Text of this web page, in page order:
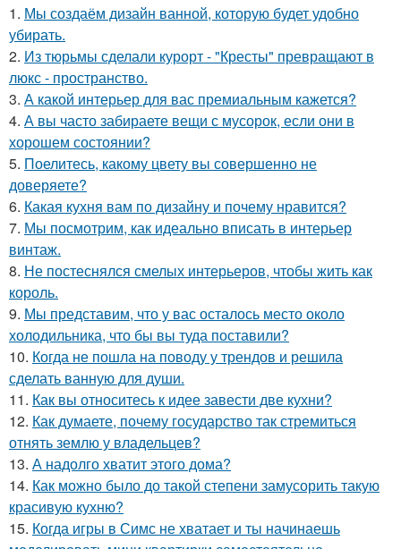
1. Мы создаём дизайн ванной, которую будет удобно
убирать.
2. Из тюрьмы сделали курорт - "Кресты" превращают в
люкс - пространство.
3. А какой интерьер для вас премиальным кажется?
4. А вы часто забираете вещи с мусорок, если они в
хорошем состоянии?
5. Поелитесь, какому цвету вы совершенно не
доверяете?
6. Какая кухня вам по дизайну и почему нравится?
7. Мы посмотрим, как идеально вписать в интерьер
винтаж.
8. Не постеснялся смелых интерьеров, чтобы жить как
король.
9. Мы представим, что у вас осталось место около
холодильника, что бы вы туда поставили?
10. Когда не пошла на поводу у трендов и решила
сделать ванную для души.
11. Как вы относитесь к идее завести две кухни?
12. Как думаете, почему государство так стремиться
отнять землю у владельцев?
13. А надолго хватит этого дома?
14. Как можно было до такой степени замусорить такую
красивую кухню?
15. Когда игры в Симс не хватает и ты начинаешь